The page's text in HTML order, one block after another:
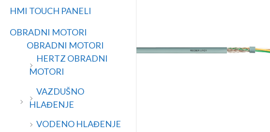
HMI TOUCH PANELI
OBRADNI MOTORI
OBRADNI MOTORI
HERTZ OBRADNI
MOTORI
VAZDUŠNO
HLAĐENJE
VODENO HLAĐENJE